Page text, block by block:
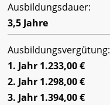
Ausbildungsdauer:
3,5 Jahre
Ausbildungsvergütung:
1. Jahr 1.233,00 €
2. Jahr 1.298,00 €
3. Jahr 1.394,00 €